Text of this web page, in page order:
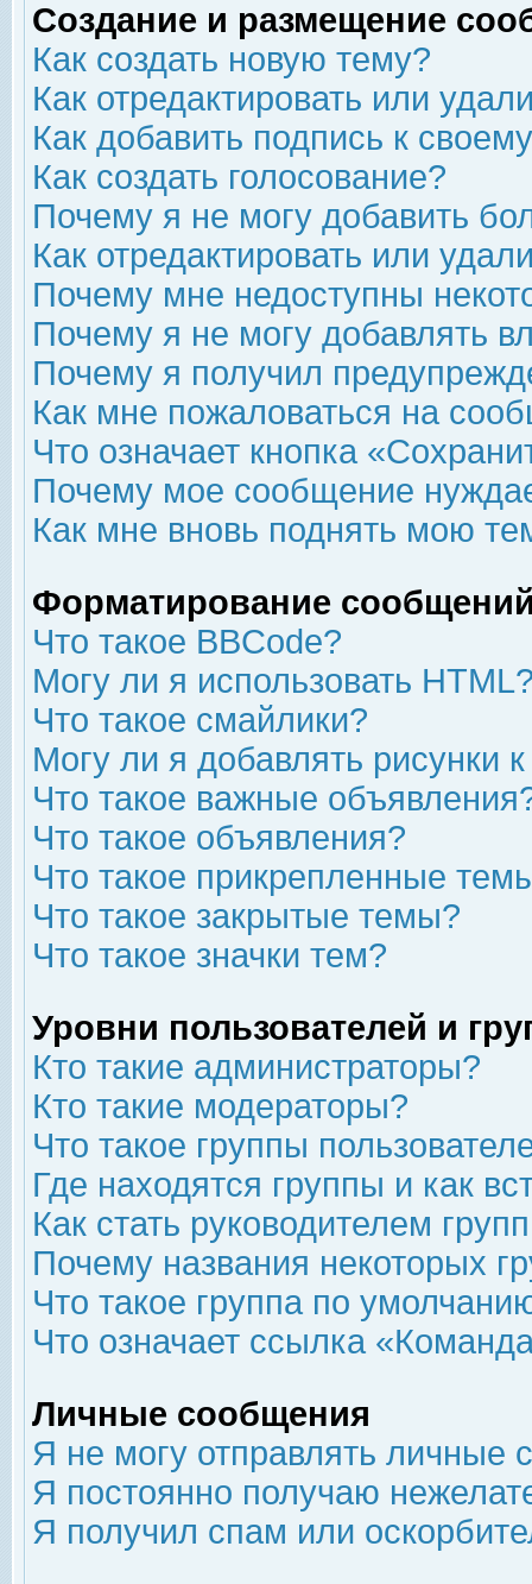
Создание и размещение
Как создать новую тему?
Как отредактировать или
Как добавить подпись к
Как создать голосование?
Почему я не могу добавить
Как отредактировать или
Почему мне недоступны
Почему я не могу добавлять
Почему я получил
Как мне пожаловаться на
Что означает кнопка
Почему мое сообщение
Как мне вновь поднять мою
Форматирование
Что такое BBCode?
Могу ли я использовать
Что такое смайлики?
Могу ли я добавлять рисунки
Что такое важные
Что такое объявления?
Что такое прикрепленные
Что такое закрытые темы?
Что такое значки тем?
Уровни пользователей и
Кто такие администраторы?
Кто такие модераторы?
Что такое группы
Где находятся группы и как
Как стать руководителем
Почему названия некоторых
Что такое группа по
Что означает ссылка
Личные сообщения
Я не могу отправлять личные
Я постоянно получаю
Я получил спам или